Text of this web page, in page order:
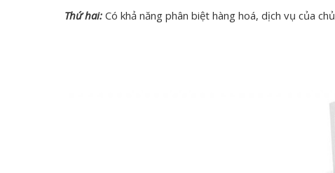
Thứ hai: Có khả năng phân biệt hàng hoá, dịch vụ của